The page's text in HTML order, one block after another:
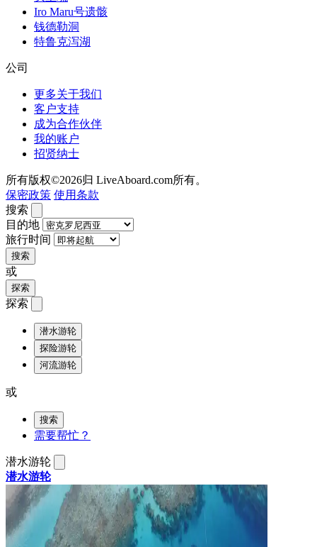
Iro Maru号遗骸
钱德勒洞
特鲁克泻湖
公司
更多关于我们
客户支持
成为合作伙伴
我的账户
招贤纳士
所有版权©2026归 LiveAboard.com所有。
保密政策 使用条款
搜索
目的地
旅行时间
搜索
或
探索
探索
潜水游轮
探险游轮
河流游轮
或
搜索
需要帮忙？
潜水游轮
潜水游轮